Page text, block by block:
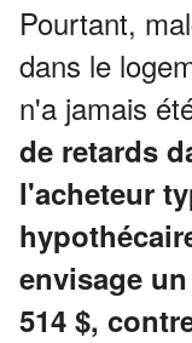
Pourtant,
dans le
n'a jamais
de retards
l'acheteur
envisage
514 $,